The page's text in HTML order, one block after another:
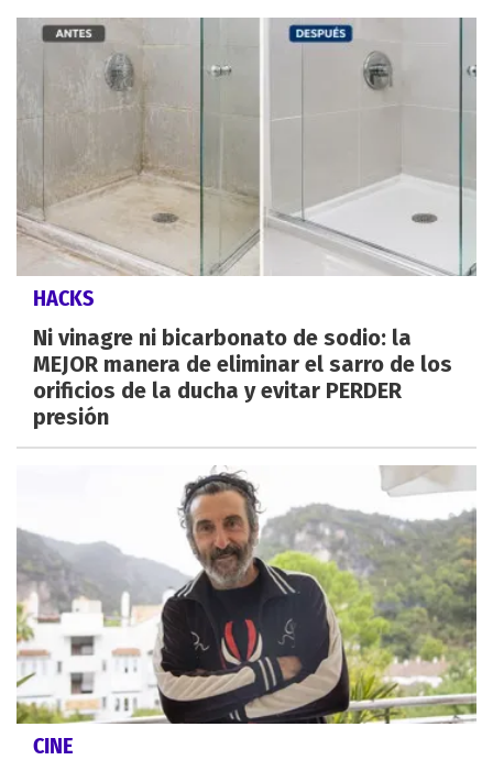
HACKS
Ni vinagre ni bicarbonato de sodio: la
MEJOR manera de eliminar el sarro de los
orificios de la ducha y evitar PERDER
presión
CINE